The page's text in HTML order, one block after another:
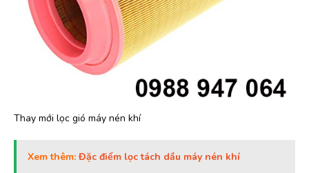
Thay mới lọc gió máy nén khí
Xem thêm: Đặc điểm lọc tách dầu máy nén khí